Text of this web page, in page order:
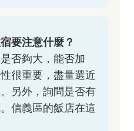
要注意什麼？
否夠大，能否加
很重要，盡量選近
另外，詢問是否有
信義區的飯店在這